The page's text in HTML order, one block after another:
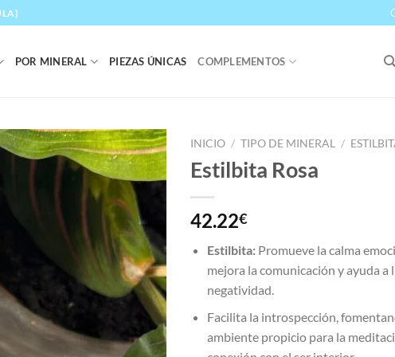
POR MINERAL PIEZAS ÚNICAS COMPLEMENTOS
Añadir
a la
lista
de
deseos
INICIO / TIPO DE MINERAL /
Estilbita Rosa
42.22€
Estilbita:Promueve la calma
mejora la comunicación y ayuda a
negatividad.
Facilita la introspección,
ambiente propicio para la